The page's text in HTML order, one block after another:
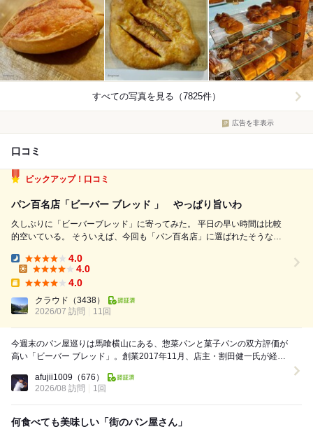
すべての写真を見る（7825件）
広告を非表示
口コミ
ピックアップ！口コミ
パン百名店「ビーバー ブレッド 」 やっぱり旨いわ
久しぶりに「ビーバーブレッド」に寄ってみた。 平日の早い時間は比較
的空いている。 そういえば、今回も「パン百名店」に選ばれたそうな。
は・・・。 ・国産小麦のバケット（350円） ・クミンのバケット（280
円） ・つぶあん...
Dinner:
4.0
Lunch:
4.0
4.0
クラウド （3438）
2026/07 訪問
11回
今週末のパン屋巡りは馬喰横山にある、惣菜パンと菓子パンの双方評価が
高い「ビーバー ブレッド」。創業2017年11月、店主・割田健一氏が経営
afujii1009 （676）
2026/08 訪問
1回
何食べても美味しい「街のパン屋さん」